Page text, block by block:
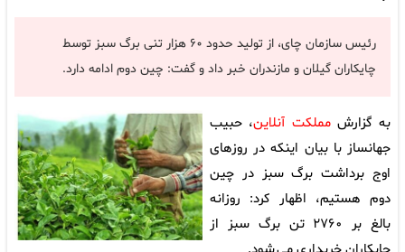
رئیس سازمان چای، از تولید حدود ۶۰ هزار تنی برگ سبز توسط
چایکاران گیلان و مازندران خبر داد و گفت: چین دوم ادامه دارد.
به گزارشمملکت آنلاین، حبیب
جهانساز با بیان اینکه در روزهای
اوج برداشت برگ سبز در چین
دوم هستیم، اظهار کرد: روزانه
بالغ بر ۲۷۶۰ تن برگ سبز از